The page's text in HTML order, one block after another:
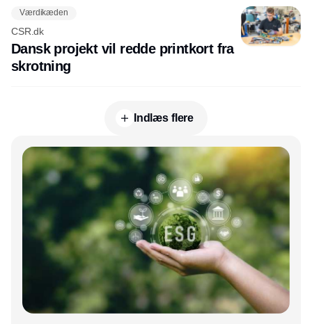
Værdikæden
CSR.dk
Dansk projekt vil redde printkort fra
skrotning
Indlæs flere
Annonce